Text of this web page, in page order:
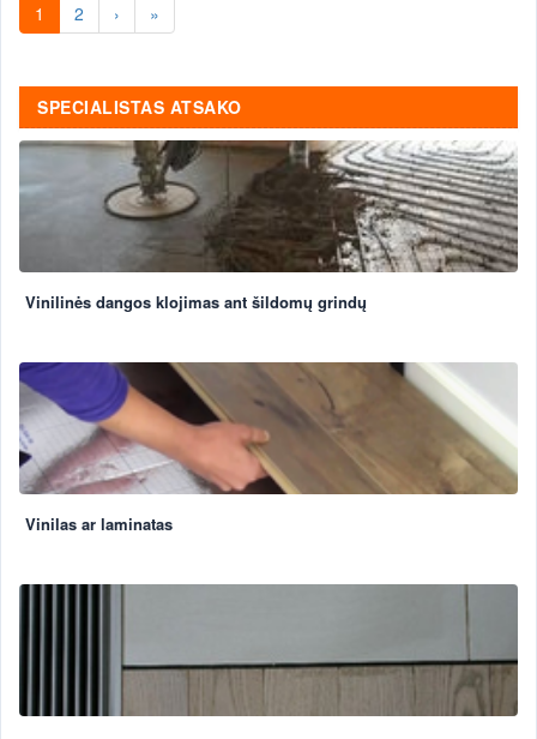
1 2 › »
SPECIALISTAS ATSAKO
Vinilinės dangos klojimas ant šildomų grindų
Vinilas ar laminatas